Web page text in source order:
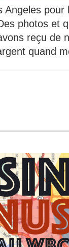
photos et
reçu de